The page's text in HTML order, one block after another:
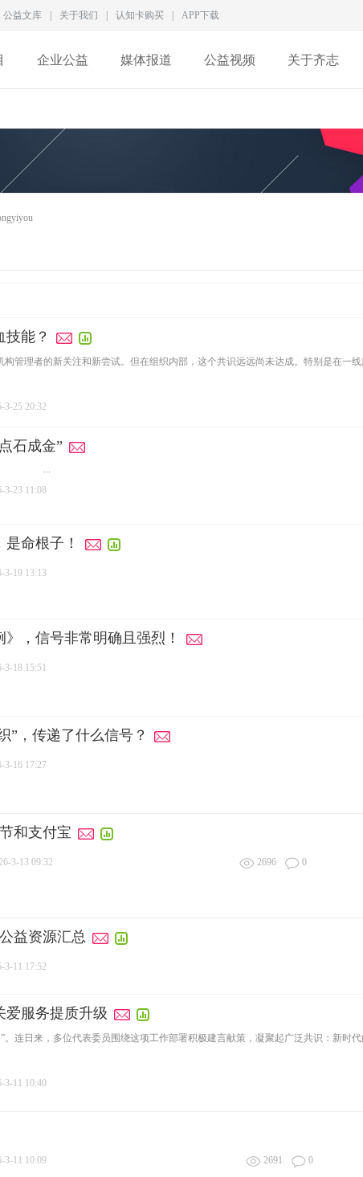
公益文库 关于我们 认知卡购买 APP下载
企业公益 媒体报道 公益视频 关于齐志
能？
管理者的新关注和新尝试。但在组织内部，这个共识远远尚未达成。特别是在一
3-25 20:32
石成金”
...
3-23 11:08
命根子！
3-19 13:13
，信号非常明确且强烈！
3-18 15:51
”，传递了什么信号？
3-16 17:27
和支付宝
3-13 09:32 2696 0
益资源汇总
3-11 17:52
爱服务提质升级
日来，多位代表委员围绕这项工作部署积极建言献策，凝聚起广泛共识：新时代
3-11 10:40
3-11 10:09 2691 0